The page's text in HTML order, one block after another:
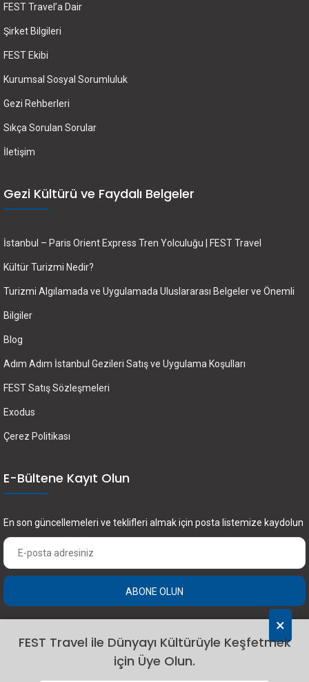
×
FEST Travel ile Dünyayı Kültürüyle Keşfetmek
için Üye Olun.
FEST Travel’a Dair
Şirket Bilgileri
FEST Ekibi
Kurumsal Sosyal Sorumluluk
Gezi Rehberleri
Sıkça Sorulan Sorular
İletişim
Gezi Kültürü ve Faydalı Belgeler
İstanbul – Paris Orient Express Tren Yolculuğu | FEST Travel
Kültür Turizmi Nedir?
Turizmi Algılamada ve Uygulamada Uluslararası Belgeler ve Önemli
Bilgiler
Blog
Adım Adım İstanbul Gezileri Satış ve Uygulama Koşulları
FEST Satış Sözleşmeleri
Exodus
Çerez Politikası
E-Bültene Kayıt Olun
En son güncellemeleri ve teklifleri almak için posta listemize kaydolun
ABONE OLUN
2024 Fest Travel. Tüm hakları saklıdır.